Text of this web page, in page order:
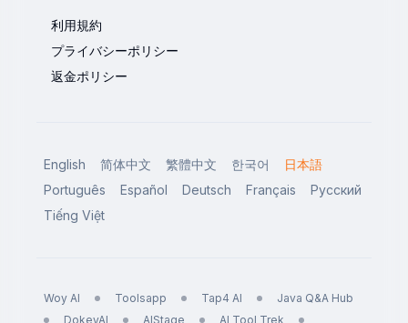
利用規約
プライバシーポリシー
返金ポリシー
English 简体中文 繁體中文 한국어
日本語
Português
Español Deutsch Français
Русский
Tiếng Việt
Woy AI Toolsapp Tap4 AI
Java Q&A Hub
DokeyAI
AIStage AI Tool Trek